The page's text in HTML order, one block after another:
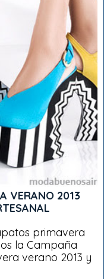
VERANO 2013
primavera
la Campaña
verano 2013 y